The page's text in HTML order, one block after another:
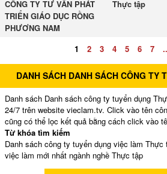
CÔNG TY TƯ VẤN PHÁT
TRIỂN GIÁO DỤC RỒNG
PHƯƠNG NAM
Thực tập
1 2 3 4 5 6 7
DANH SÁCH DANH SÁCH CÔNG TY
Danh sách Danh sách công ty tuyển dụng
24/7 trên website vieclam.tv. Click vào tên
cũng có thể lọc kết quả bằng cách click vào
Từ khóa tìm kiếm
Danh sách công ty tuyển dụng việc làm Thực
việc làm mới nhất ngành nghề Thực tập